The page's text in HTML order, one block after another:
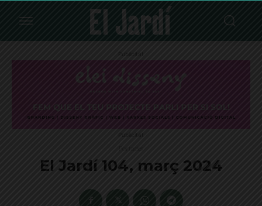
Publicitat
Publicitat
El Jardí 104, març 2024